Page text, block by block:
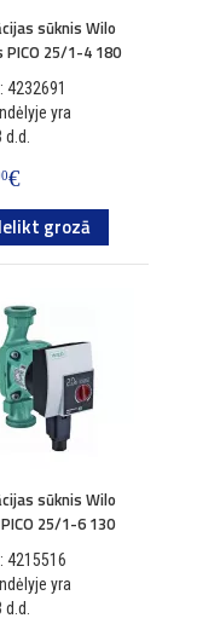
sūknis Wilo
25/1-4 180
4232691
yra
d.d.
€
Ielikt grozā
sūknis Wilo
25/1-6 130
4215516
yra
d.d.